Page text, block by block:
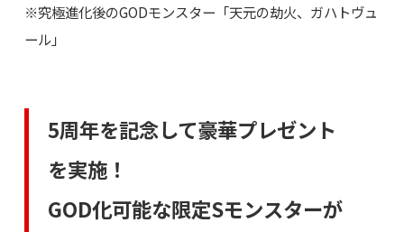
※究極進化後のGODモンスター「天元の劫火、ガハトヴュ
ール」
5周年を記念して豪華プレゼント
を実施！
GOD化可能な限定Sモンスターが